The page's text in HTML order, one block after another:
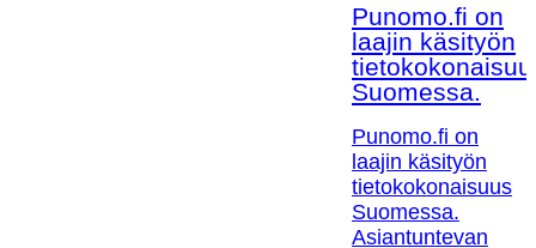
Punomo.fi on
laajin käsityön
Suomessa.
Punomo.fi on
laajin käsityön
tietokokonaisuus
Suomessa.
Asiantuntevan